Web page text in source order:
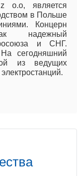
o.o, является
в Польше
Концерн
надежный
и СНГ.
сегодняшний
из ведущих